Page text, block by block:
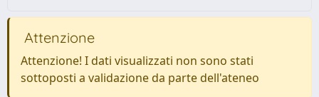
Attenzione
Attenzione! I dati visualizzati non sono stati
sottoposti a validazione da parte dell'ateneo